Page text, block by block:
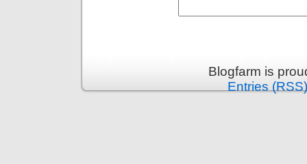
Blogfarm is
Entries (RSS)